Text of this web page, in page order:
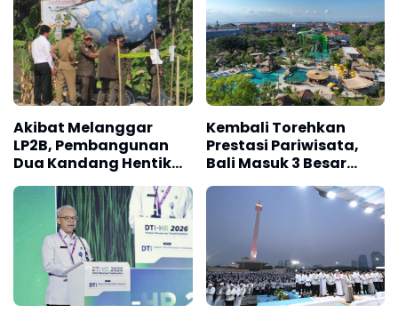
Akibat Melanggar
LP2B, Pembangunan
Dua Kandang Hentikan
Satpol PP Kabupaten
Karawang
Kembali Torehkan
Prestasi Pariwisata,
Bali Masuk 3 Besar
Pulau Terbaik Asia & 4
di Dunia